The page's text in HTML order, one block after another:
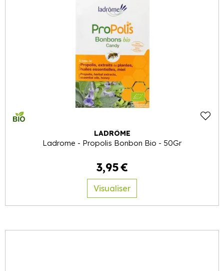
LADRÔME
Ladrome - Propolis Bonbon Bio - 50Gr
3,95€
Visualiser